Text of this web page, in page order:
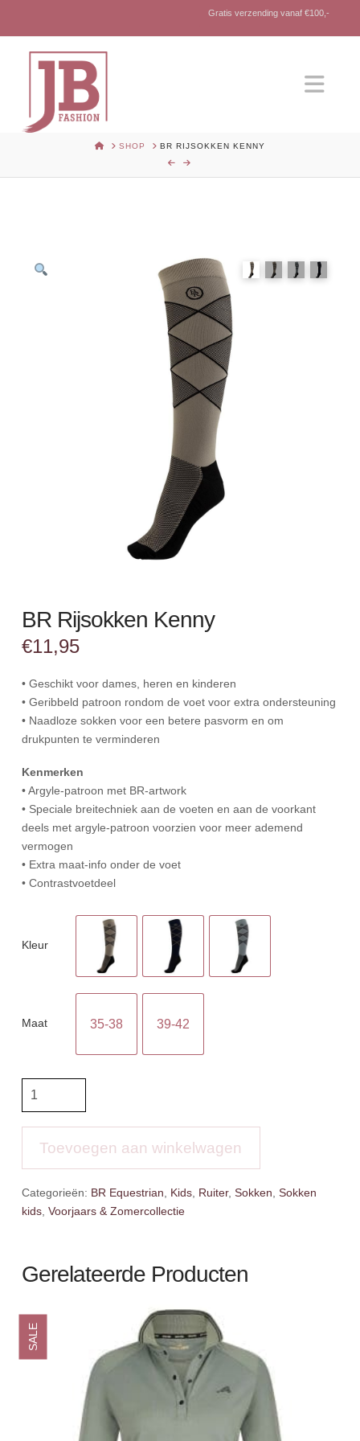
Gratis verzending vanaf €100,-
HOMESHOP BR RIJSOKKEN KENNY
BR Rijsokken Kenny
€11,95
• Geschikt voor dames, heren en kinderen
• Geribbeld patroon rondom de voet voor extra ondersteuning
• Naadloze sokken voor een betere pasvorm en om
drukpunten te verminderen
Kenmerken
• Argyle-patroon met BR-artwork
• Speciale breitechniek aan de voeten en aan de voorkant
deels met argyle-patroon voorzien voor meer ademend
vermogen
• Extra maat-info onder de voet
• Contrastvoetdeel
Kleur
Maat 35-38 39-42
aantalToevoegen aan winkelwagen
Categorieën: BR Equestrian, Kids, Ruiter, Sokken, Sokken
kids, Voorjaars & Zomercollectie
Gerelateerde Producten
SALE